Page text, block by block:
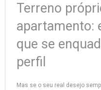
Terreno
apartamento:
que se
perfil
Mas se o seu real desejo